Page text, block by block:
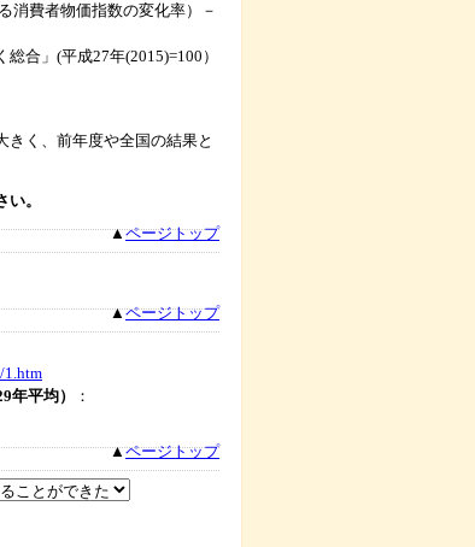
物価指数の変化率）－
平成27年(2015)=100）
く、前年度や全国の結果と
。
▲ページトップ
▲ページトップ
1.htm
年平均）
：
▲ページトップ